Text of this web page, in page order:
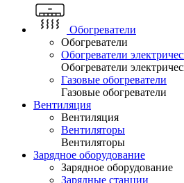
Обогреватели
Обогреватели
Обогреватели
Обогреватели
Газовые обогреватели
Газовые обогреватели
Вентиляция
Вентиляция
Вентиляторы
Вентиляторы
Зарядное оборудование
Зарядное оборудование
Зарядные станции